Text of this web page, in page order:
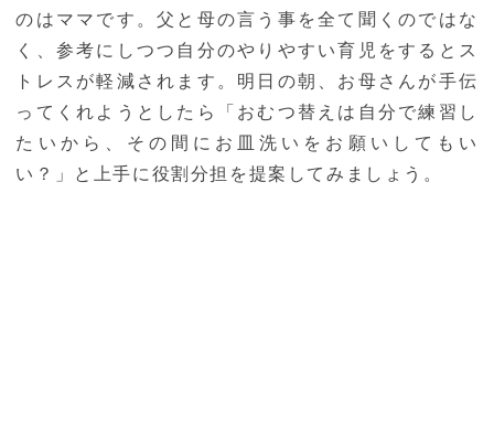
のはママです。父と母の言う事を全て聞くのではな
く、参考にしつつ自分のやりやすい育児をするとス
トレスが軽減されます。明日の朝、お母さんが手伝
ってくれようとしたら「おむつ替えは自分で練習し
たいから、その間にお皿洗いをお願いしてもい
い？」と上手に役割分担を提案してみましょう。